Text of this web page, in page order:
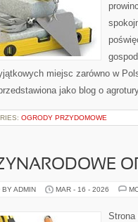
miejsc zarówno w
jako blog o
OGRODY PRZYDOMOWE
ADMIN MAR - 16 - 2026
Strona